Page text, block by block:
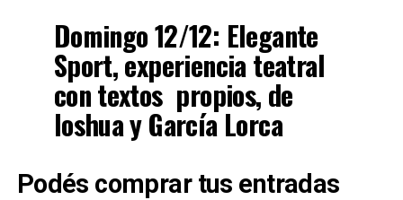
Domingo 12/12: Elegante
Sport, experiencia teatral
con textos propios, de
Ioshua y García Lorca
Podés comprar tus entradas